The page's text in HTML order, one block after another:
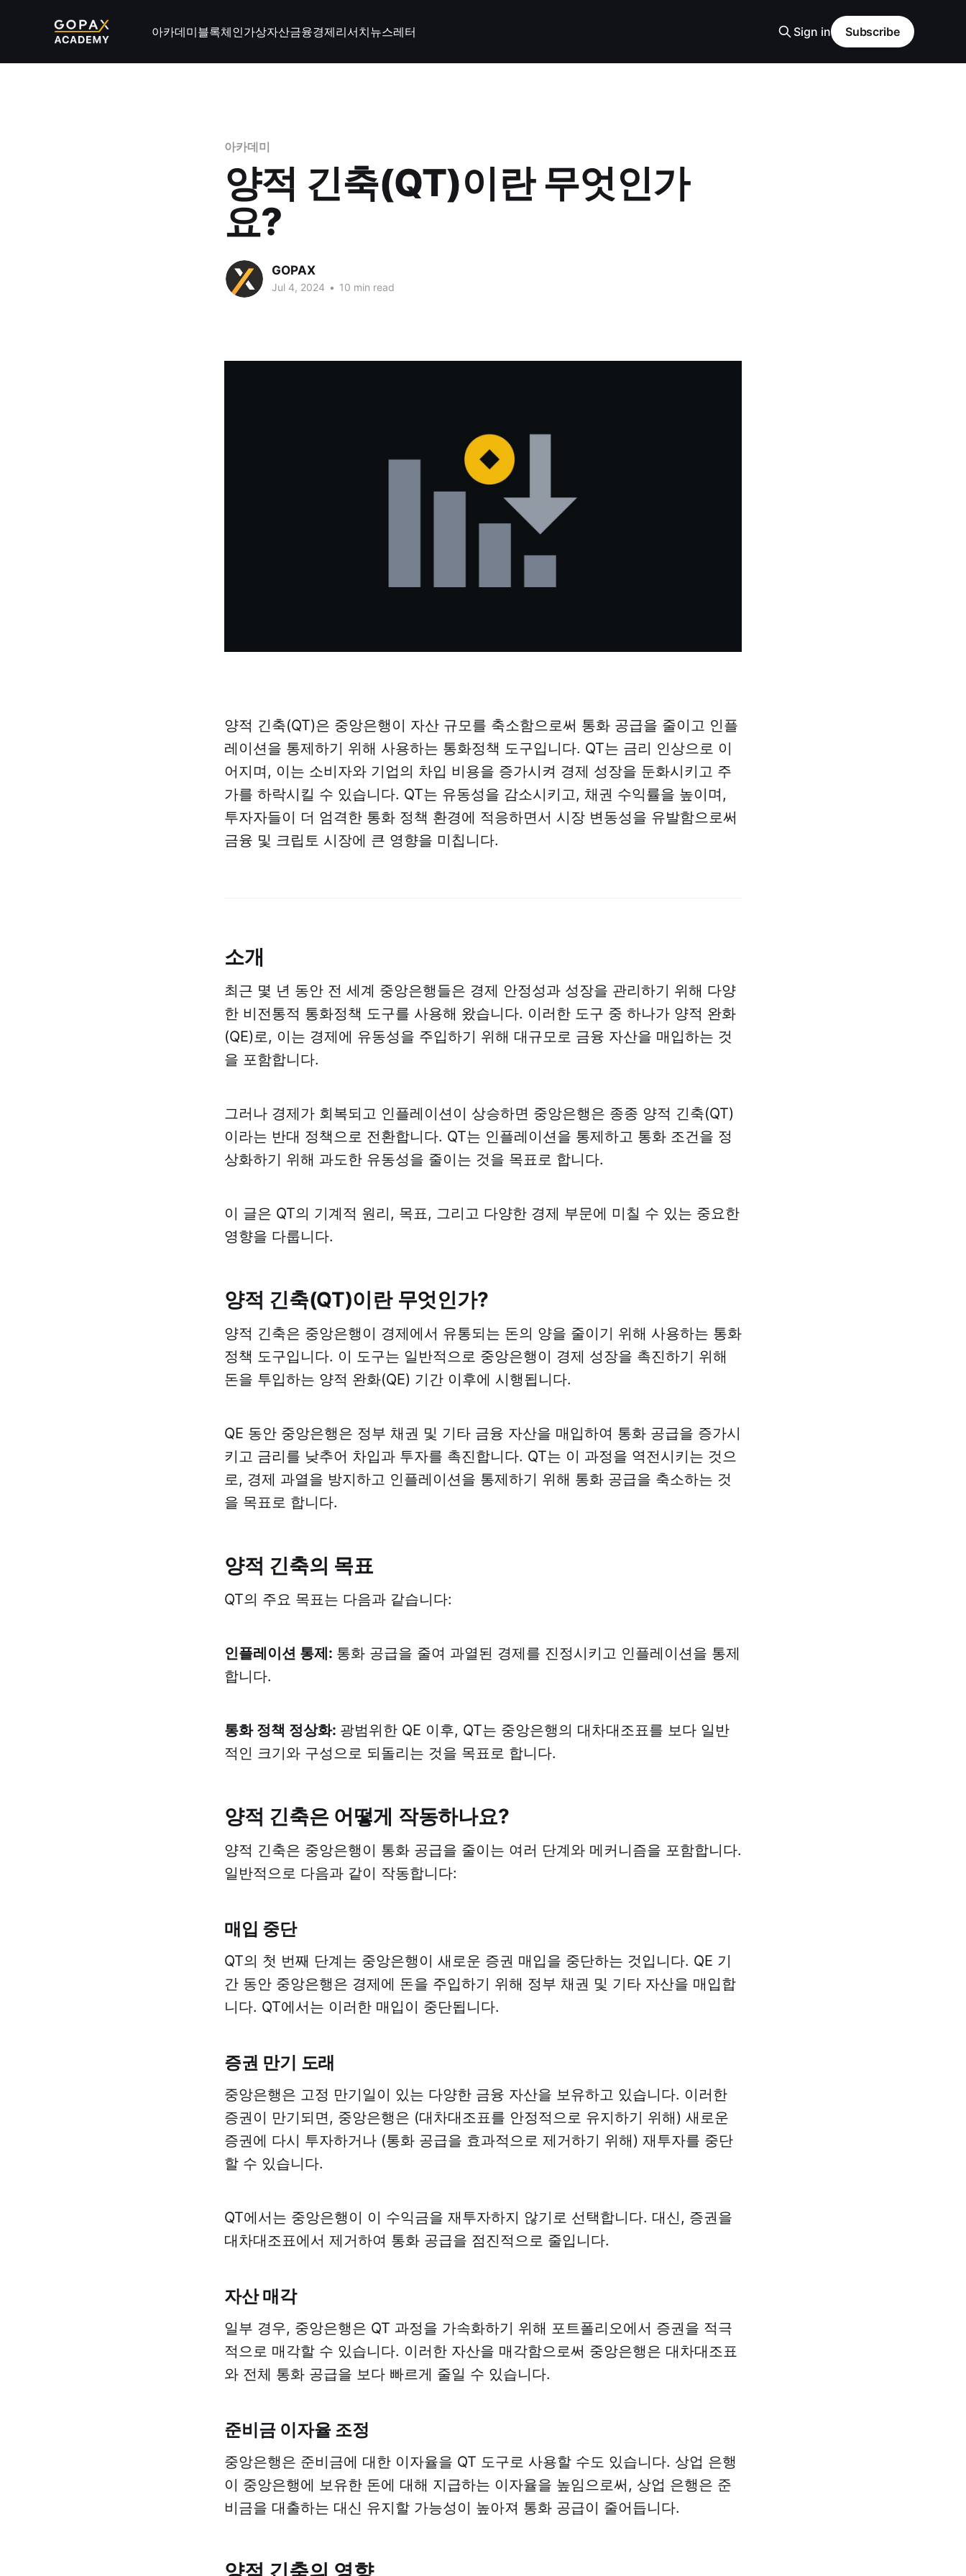
아카데미블록체인가상자산금융경제리서치뉴스레터 Sign in Subscribe
아카데미
양적 긴축(QT)이란 무엇인가
요?
GOPAX
Jul 4, 2024 • 10 min read
양적 긴축(QT)은 중앙은행이 자산 규모를 축소함으로써 통화 공급을 줄이고 인플
레이션을 통제하기 위해 사용하는 통화정책 도구입니다. QT는 금리 인상으로 이
어지며, 이는 소비자와 기업의 차입 비용을 증가시켜 경제 성장을 둔화시키고 주
가를 하락시킬 수 있습니다. QT는 유동성을 감소시키고, 채권 수익률을 높이며,
투자자들이 더 엄격한 통화 정책 환경에 적응하면서 시장 변동성을 유발함으로써
금융 및 크립토 시장에 큰 영향을 미칩니다.
소개
최근 몇 년 동안 전 세계 중앙은행들은 경제 안정성과 성장을 관리하기 위해 다양
한 비전통적 통화정책 도구를 사용해 왔습니다. 이러한 도구 중 하나가 양적 완화
(QE)로, 이는 경제에 유동성을 주입하기 위해 대규모로 금융 자산을 매입하는 것
을 포함합니다.
그러나 경제가 회복되고 인플레이션이 상승하면 중앙은행은 종종 양적 긴축(QT)
이라는 반대 정책으로 전환합니다. QT는 인플레이션을 통제하고 통화 조건을 정
상화하기 위해 과도한 유동성을 줄이는 것을 목표로 합니다.
이 글은 QT의 기계적 원리, 목표, 그리고 다양한 경제 부문에 미칠 수 있는 중요한
영향을 다룹니다.
양적 긴축(QT)이란 무엇인가?
양적 긴축은 중앙은행이 경제에서 유통되는 돈의 양을 줄이기 위해 사용하는 통화
정책 도구입니다. 이 도구는 일반적으로 중앙은행이 경제 성장을 촉진하기 위해
돈을 투입하는 양적 완화(QE) 기간 이후에 시행됩니다.
QE 동안 중앙은행은 정부 채권 및 기타 금융 자산을 매입하여 통화 공급을 증가시
키고 금리를 낮추어 차입과 투자를 촉진합니다. QT는 이 과정을 역전시키는 것으
로, 경제 과열을 방지하고 인플레이션을 통제하기 위해 통화 공급을 축소하는 것
을 목표로 합니다.
양적 긴축의 목표
QT의 주요 목표는 다음과 같습니다:
인플레이션 통제: 통화 공급을 줄여 과열된 경제를 진정시키고 인플레이션을 통제
합니다.
통화 정책 정상화: 광범위한 QE 이후, QT는 중앙은행의 대차대조표를 보다 일반
적인 크기와 구성으로 되돌리는 것을 목표로 합니다.
양적 긴축은 어떻게 작동하나요?
양적 긴축은 중앙은행이 통화 공급을 줄이는 여러 단계와 메커니즘을 포함합니다.
일반적으로 다음과 같이 작동합니다:
매입 중단
QT의 첫 번째 단계는 중앙은행이 새로운 증권 매입을 중단하는 것입니다. QE 기
간 동안 중앙은행은 경제에 돈을 주입하기 위해 정부 채권 및 기타 자산을 매입합
니다. QT에서는 이러한 매입이 중단됩니다.
증권 만기 도래
중앙은행은 고정 만기일이 있는 다양한 금융 자산을 보유하고 있습니다. 이러한
증권이 만기되면, 중앙은행은 (대차대조표를 안정적으로 유지하기 위해) 새로운
증권에 다시 투자하거나 (통화 공급을 효과적으로 제거하기 위해) 재투자를 중단
할 수 있습니다.
QT에서는 중앙은행이 이 수익금을 재투자하지 않기로 선택합니다. 대신, 증권을
대차대조표에서 제거하여 통화 공급을 점진적으로 줄입니다.
자산 매각
일부 경우, 중앙은행은 QT 과정을 가속화하기 위해 포트폴리오에서 증권을 적극
적으로 매각할 수 있습니다. 이러한 자산을 매각함으로써 중앙은행은 대차대조표
와 전체 통화 공급을 보다 빠르게 줄일 수 있습니다.
준비금 이자율 조정
중앙은행은 준비금에 대한 이자율을 QT 도구로 사용할 수도 있습니다. 상업 은행
이 중앙은행에 보유한 돈에 대해 지급하는 이자율을 높임으로써, 상업 은행은 준
비금을 대출하는 대신 유지할 가능성이 높아져 통화 공급이 줄어듭니다.
양적 긴축의 영향